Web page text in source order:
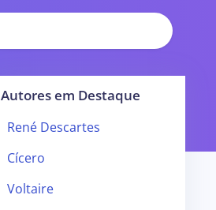
Autores em Destaque
René Descartes
Cícero
Voltaire